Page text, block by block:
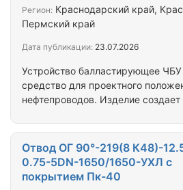
720(16К56)-7,5(11,25)-0,6-28 ТУ
00153229-2015 Днище Д I
00153229-2015 Днище Д I
00153229-2015 Днище Д I
426(12К56)-7,5(11,25)-0,6-28 ТУ…
Устройство балластирующее
средство для проектного
нефтепроводов. Изделие создает
Классификация (виды чугуна):
составе углерод в виде
кремний (3,75 %).
дальнейшем в сталь. Чугун
Регион: Краснодарский край,
Пермский край
Дата публикации: 23.07.2026
Отвод ОГ 90°-219(8 К48)-
0.75-5DN-1650/1650-УХЛ с
покрытием Пк-40